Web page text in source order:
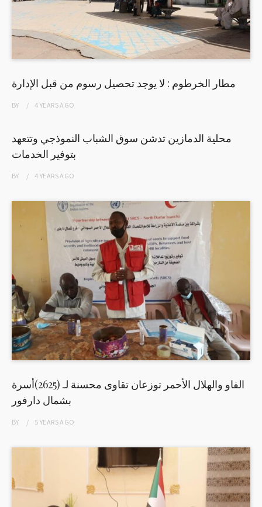
مطار الخرطوم : لا يوجد تحصيل رسوم من قبل الإدارة
BY 4 YEARSAGO
محلية الدمازين تدشن سوق الشباب النموذجي وتتعهد
بتوفير الخدمات
BY 4 YEARSAGO
الفاو والهلال الأحمر توزعان تقاوى محسنة لـ (2625)أسرة
بشمال دارفور
BY 5 YEARSAGO